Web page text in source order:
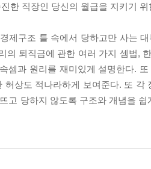
한 직장인 당신의 월급을 지키기
제구조 틀 속에서 당하고만 사는
의 퇴직금에 관한 여러 가지 셈법,
셈과 원리를 재미있게 설명한다.
상도 적나라하게 보여준다. 또 각
고 당하지 않도록 구조와 개념을